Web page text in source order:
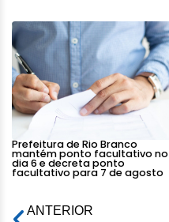
Prefeitura de Rio Branco
mantém ponto facultativo no
dia 6 e decreta ponto
facultativo para 7 de agosto
ANTERIOR